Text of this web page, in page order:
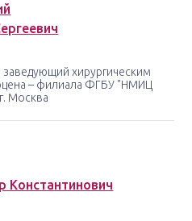
хирургическим
– филиала ФГБУ "НМИЦ
Москва
Константинович